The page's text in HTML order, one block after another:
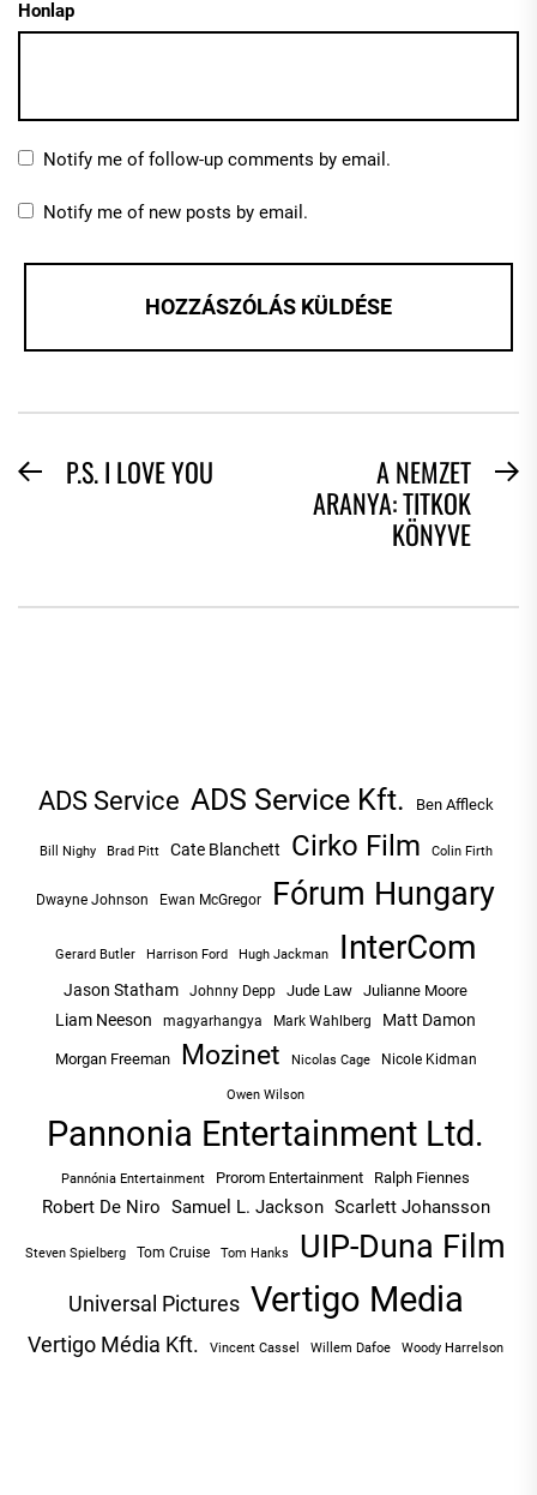
Honlap
Notify me of follow-up comments by email.
Notify me of new posts by email.
BEJEGYZÉS
PreviousP.S. I LOVE YOU
A NEMZET
ARANYA: TITKOK
KÖNYVE
ADS Service ADS Service Kft. Ben Affleck
Bill Nighy Brad Pitt Cate Blanchett Cirko Film Colin Firth
Dwayne Johnson Ewan McGregor Fórum Hungary
Gerard Butler Harrison Ford Hugh Jackman InterCom
Jason Statham Johnny Depp Jude Law Julianne Moore
Liam Neeson magyarhangya Mark Wahlberg Matt Damon
Morgan Freeman Mozinet Nicolas Cage Nicole Kidman
Owen Wilson
Pannonia Entertainment Ltd.
Pannónia Entertainment Prorom Entertainment Ralph Fiennes
Robert De Niro Samuel L. Jackson Scarlett Johansson
Steven Spielberg Tom Cruise Tom Hanks UIP-Duna Film
Universal Pictures Vertigo Media
Vertigo Média Kft. Vincent Cassel Willem Dafoe Woody Harrelson